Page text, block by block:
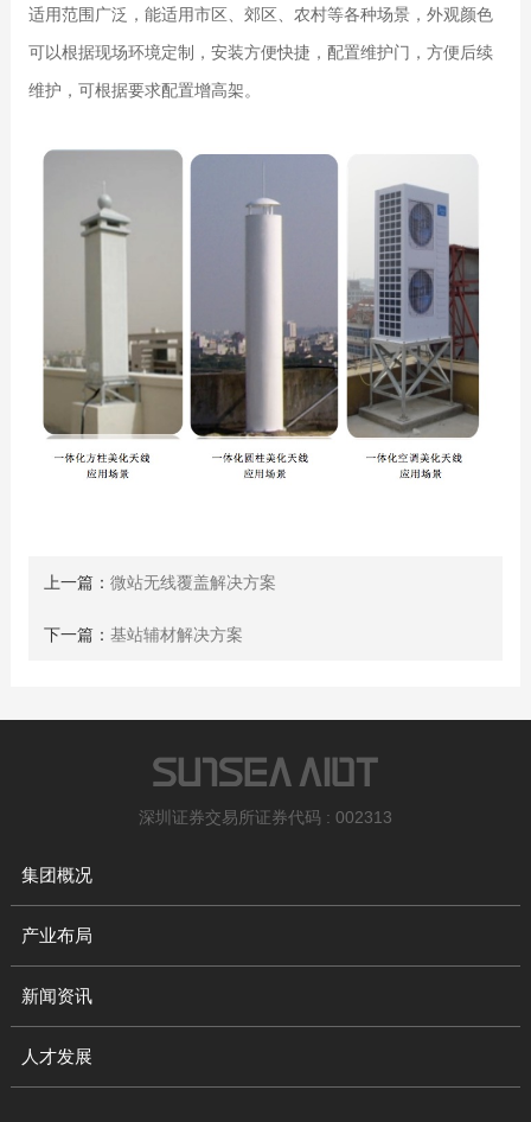
适用范围广泛，能适用市区、郊区、农村等各种场景，外观颜色
可以根据现场环境定制，安装方便快捷，配置维护门，方便后续
维护，可根据要求配置增高架。
上一篇：微站无线覆盖解决方案
下一篇：基站辅材解决方案
深圳证券交易所证券代码 : 002313
集团概况
产业布局
新闻资讯
人才发展